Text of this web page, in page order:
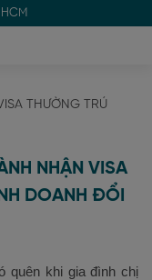
HCM
THƯỜNG TRÚ
NHẬN VISA
DOANH ĐỔI
quên khi gia đình chị